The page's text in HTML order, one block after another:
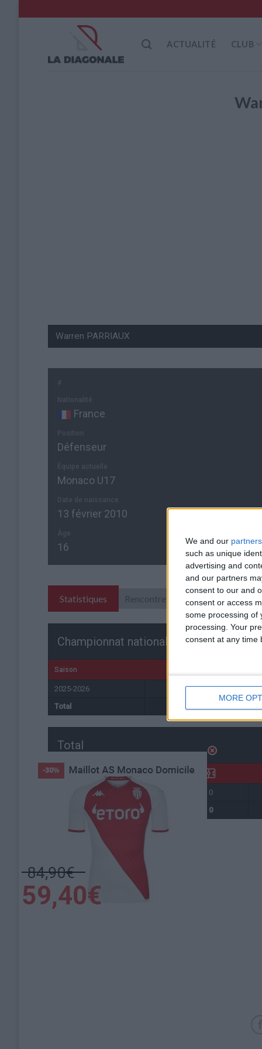
We and our partners
such as unique
advertising and
and our partners
consent to our and
consent or access
some processing of
processing. Your
consent at any time
MORE
to
ACTUALITÉ CLUB
France
Défenseur
Monaco U17
13 février 2010
16
Statistiques Rencontres
Championnat national U17
Saison
2025-2026 Monaco U17
Total
Total
Saison
2025-2026 0
0